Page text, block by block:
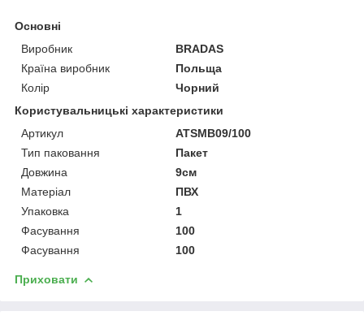
Основні
Виробник
BRADAS
Країна виробник
Польща
Колір
Чорний
Користувальницькі характеристики
Артикул
ATSMB09/100
Тип паковання
Пакет
Довжина
9см
Матеріал
ПВХ
Упаковка
1
Фасування
100
Фасування
100
Приховати